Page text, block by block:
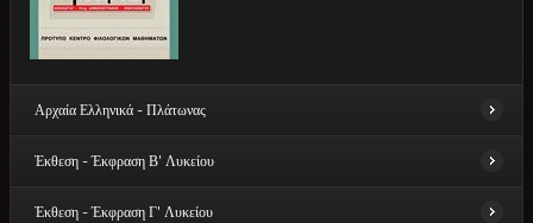
Αρχαία Ελληνικά - Πλάτωνας
ΑρχαίαΕλληνικά - Πλάτωνας
έργων του Πλάτωνα: «Πρωταγόρας» και
Έκθεση - Έκφραση Β' Λυκείου
Έκθεση - Έκφραση Γ' Λυκείου